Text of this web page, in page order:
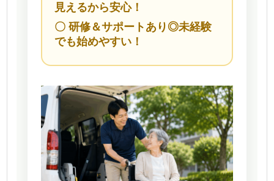
見えるから安心！
〇 研修＆サポートあり◎未経験
でも始めやすい！